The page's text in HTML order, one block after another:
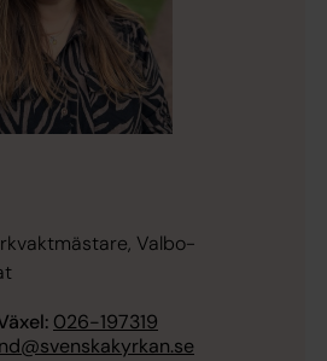
Valbo-
026-197319